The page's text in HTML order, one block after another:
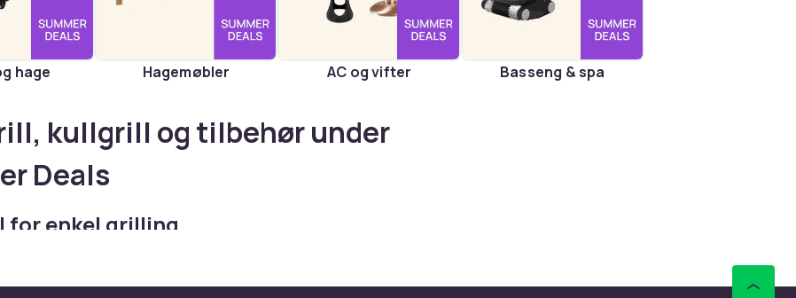
hage Hagemøbler AC og vifter Basseng & spa
kullgrill og tilbehør under
Deals
for enkel grilling